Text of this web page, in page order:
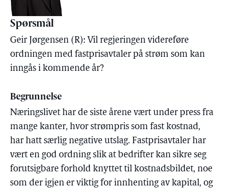
Spørsmål
Geir Jørgensen (R): Vil regjeringen videreføre
ordningen med fastprisavtaler på strøm som kan
inngås i kommende år?
Begrunnelse
Næringslivet har de siste årene vært under press fra
mange kanter, hvor strømpris som fast kostnad,
har hatt særlig negative utslag. Fastprisavtaler har
vært en god ordning slik at bedrifter kan sikre seg
forutsigbare forhold knyttet til kostnadsbildet, noe
som der igjen er viktig for innhenting av kapital, og